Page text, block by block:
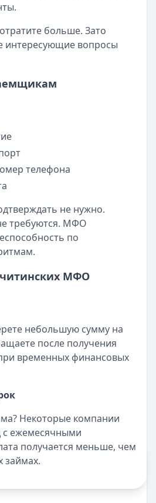
больше. Зато
интересующие вопросы
телефона
не нужно.
требуются. МФО
по
МФО
небольшую сумму на
после получения
временных финансовых
Некоторые компании
с ежемесячными
получается меньше, чем
займах.
cookie-файлы.